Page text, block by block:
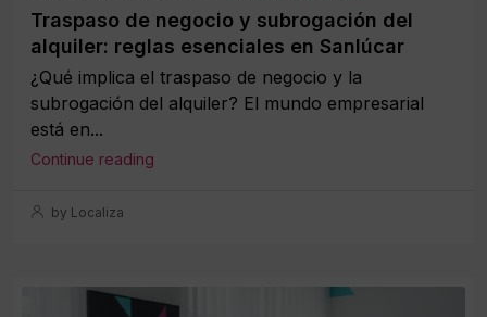
Traspaso de negocio y subrogación del
alquiler: reglas esenciales en Sanlúcar
¿Qué implica el traspaso de negocio y la
subrogación del alquiler? El mundo empresarial
está en...
Continue reading
by Localiza